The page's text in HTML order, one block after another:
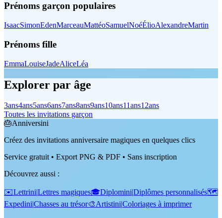
Prénoms garçon populaires
IsaacSimonEdenMarceauMattéoSamuelNoéÉlioAlexandreMartin
Prénoms fille
EmmaLouiseJadeAliceLéa
Explorer par âge
3ans4ans5ans6ans7ans8ans9ans10ans11ans12ans
Toutes les invitations garçon
🎂Anniversini
Créez des invitations anniversaire magiques en quelques clics
Service gratuit • Export PNG & PDF • Sans inscription
Découvrez aussi :
✉️Lettrini|Lettres magiques🎓Diplomini|Diplômes personnalisés🗺️
Expedini|Chasses au trésor🎨Artistini|Coloriages à imprimer